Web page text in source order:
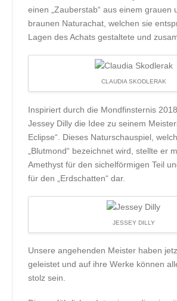
einen „Zauberstab“ aus einem grauen
braunen Naturachat, welchen sie
Lagen des Achats gestaltete und
CLAUDIA SKODLERAK
Inspiriert durch die Mondfinsternis
Jessey Dilly die Idee zu seinem
Eclipse“. Dieses Naturschauspiel,
„Blutmond“ bezeichnet wird, stellte er
Amethyst für den sichelförmigen Teil
für den „Erdschatten“ dar.
JESSEY DILLY
Unsere angehenden Meister haben
geleistet und auf ihre Werke können
stolz sein.